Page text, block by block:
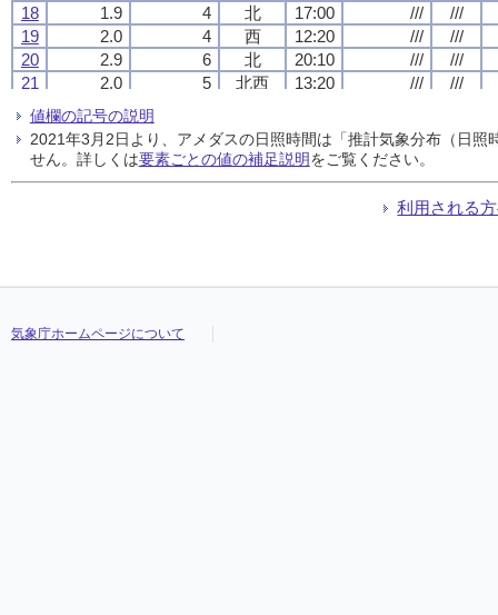
18
1.9 4 北 17:00 ///
///
19
2.0 4 西 12:20 ///
///
20
2.9 6 北 20:10 ///
///
21
2.0 5 北西 13:20 ///
///
22
2.7
23
2.9 8 南南東 24:00 ///
///
24
9.1 14 南西 17:20 ///
///
///
///
30
3.5 8 南 23:50 /// ///
18
1.9 4 北 17:00 ///
///
19
2.0 4 西 12:20 ///
///
20
2.9 6 北 20:10 ///
///
21
2.0 5 北西 13:20 ///
///
22
2.7
23
2.9 8 南南東 24:00 ///
///
24
9.1 14 南西 17:20 ///
///
///
///
30
3.5 8 南 23:50 /// ///
18
1.9 4 北 17:00 ///
///
19
2.0 4 西 12:20 ///
///
20
2.9 6 北 20:10 ///
///
21
2.0 5 北西 13:20 ///
///
22
2.7
23
2.9 8 南南東 24:00 ///
///
24
9.1 14 南西 17:20 ///
///
///
///
30
3.5 8 南 23:50 /// ///
18
1.9 4 北 17:00 ///
///
19
2.0 4 西 12:20 ///
///
20
2.9 6 北 20:10 ///
///
21
2.0 5 北西 13:20 ///
///
22
2.7
23
2.9 8 南南東 24:00 ///
///
24
9.1 14 南西 17:20 ///
///
///
///
30
3.5 8 南 23:50 /// ///
値欄の記号の説明
2021年3月2日より、アメダスの日照時間は「推計気象分布（日
せん。詳しくは要素ごとの値の補足説明をご覧ください。
利用される
気象庁ホームページについて